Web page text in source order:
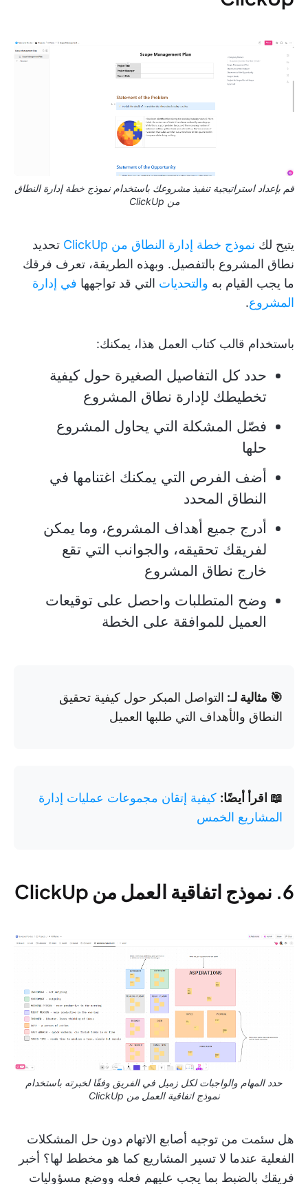
قم بإعداد استراتيجية تنفيذ مشروعك باستخدام نموذج خطة إدارة النطاق
من ClickUp
يتيح لك نموذج خطة إدارة النطاق من ClickUp
تحديد
نطاق المشروع بالتفصيل. وبهذه الطريقة، تعرف فرقك
ما يجب القيام به والتحديات التي قد تواجهها في إدارة
المشروع.
باستخدام قالب كتاب العمل هذا، يمكنك:
حدد كل التفاصيل الصغيرة حول كيفية
تخطيطك لإدارة نطاق المشروع
فصّل المشكلة التي يحاول المشروع
حلها
أضف الفرص التي يمكنك اغتنامها في
النطاق المحدد
أدرج جميع أهداف المشروع، وما يمكن
لفريقك تحقيقه، والجوانب التي تقع
خارج نطاق المشروع
وضح المتطلبات واحصل على توقيعات
العميل للموافقة على الخطة
🎯 مثالية لـ: التواصل المبكر حول كيفية تحقيق
النطاق والأهداف التي طلبها العميل
📖 اقرأ أيضًا: كيفية إتقان مجموعات عمليات إدارة
المشاريع الخمس
6. نموذج اتفاقية العمل من ClickUp
حدد المهام والواجبات لكل زميل في الفريق وفقًا لخبرته باستخدام
نموذج اتفاقية العمل من ClickUp
هل سئمت من توجيه أصابع الاتهام دون حل المشكلات
الفعلية عندما لا تسير المشاريع كما هو مخطط لها؟ أخبر
فريقك بالضبط بما يجب عليهم فعله ووضع مسؤوليات